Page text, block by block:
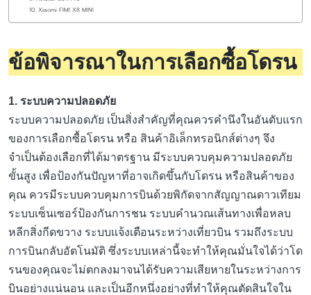
10. Xiaomi FIMI X8 MINI
ข้อพิจารณาในการเลือกซื้อโดรน
1. ระบบความปลอดภัย
ระบบความปลอดภัย เป็นสิ่งสำคัญที่คุณควรคำนึงในอันดับแรก
ของการเลือกซื้อโดรน หรือ สินค้าอิเล็กทรอนิกส์ต่างๆ จึง
จำเป็นต้องเลือกที่ได้มาตรฐาน มีระบบควบคุมความปลอดภัย
ขั้นสูง เพื่อป้องกันปัญหาที่อาจเกิดขึ้นกับโดรน หรือสินค้าของ
คุณ ควรมีระบบควบคุมการบินด้วยพิกัดจากสัญญาณดาวเทียม
ระบบเซ็นเซอร์ป้องกันการชน ระบบคำนวณเส้นทางเพื่อหลบ
หลีกสิ่งกีดขวาง ระบบแจ้งเตือนระหว่างเที่ยวบิน รวมถึงระบบ
การบินกลับอัตโนมัติ ซึ่งระบบเหล่านี้จะทำให้คุณมั่นใจได้ว่าโด
รนของคุณจะไม่ตกลงมาจนได้รับความเสียหายในระหว่างการ
บินอย่างแน่นอน และเป็นอีกหนึ่งอย่างที่ทำให้คุณตัดสินใจใน